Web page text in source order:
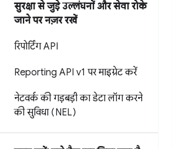
सुरक्षा से जुड़े उल्लंघनों और सेवा रोके
जाने पर नज़र रखें
रिपोर्टिंग API
Reporting API v1 पर माइग्रेट करें
नेटवर्क की गड़बड़ी का डेटा लॉग करने
की सुविधा (NEL)